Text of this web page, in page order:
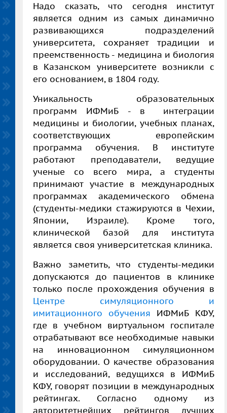
Надо сказать, что сегодня институт
является одним из самых динамично
развивающихся подразделений
университета, сохраняет традиции и
преемственность - медицина и биология
в Казанском университете возникли с
его основанием, в 1804 году.
Уникальность образовательных
программ ИФМиБ - в интеграции
медицины и биологии, учебных планах,
соответствующих европейским
программа обучения. В институте
работают преподаватели, ведущие
ученые со всего мира, а студенты
принимают участие в международных
программах академического обмена
(студенты-медики стажируются в Чехии,
Японии, Израиле). Кроме того,
клинической базой для института
является своя университетская клиника.
Важно заметить, что студенты-медики
допускаются до пациентов в клинике
только после прохождения обучения в
Центре симуляционного и
имитационного обучения ИФМиБ КФУ,
где в учебном виртуальном госпитале
отрабатывают все необходимые навыки
на инновационном симуляционном
оборудовании. О качестве образования
и исследований, ведущихся в ИФМиБ
КФУ, говорят позиции в международных
рейтингах. Согласно одному из
авторитетнейших рейтингов лучших